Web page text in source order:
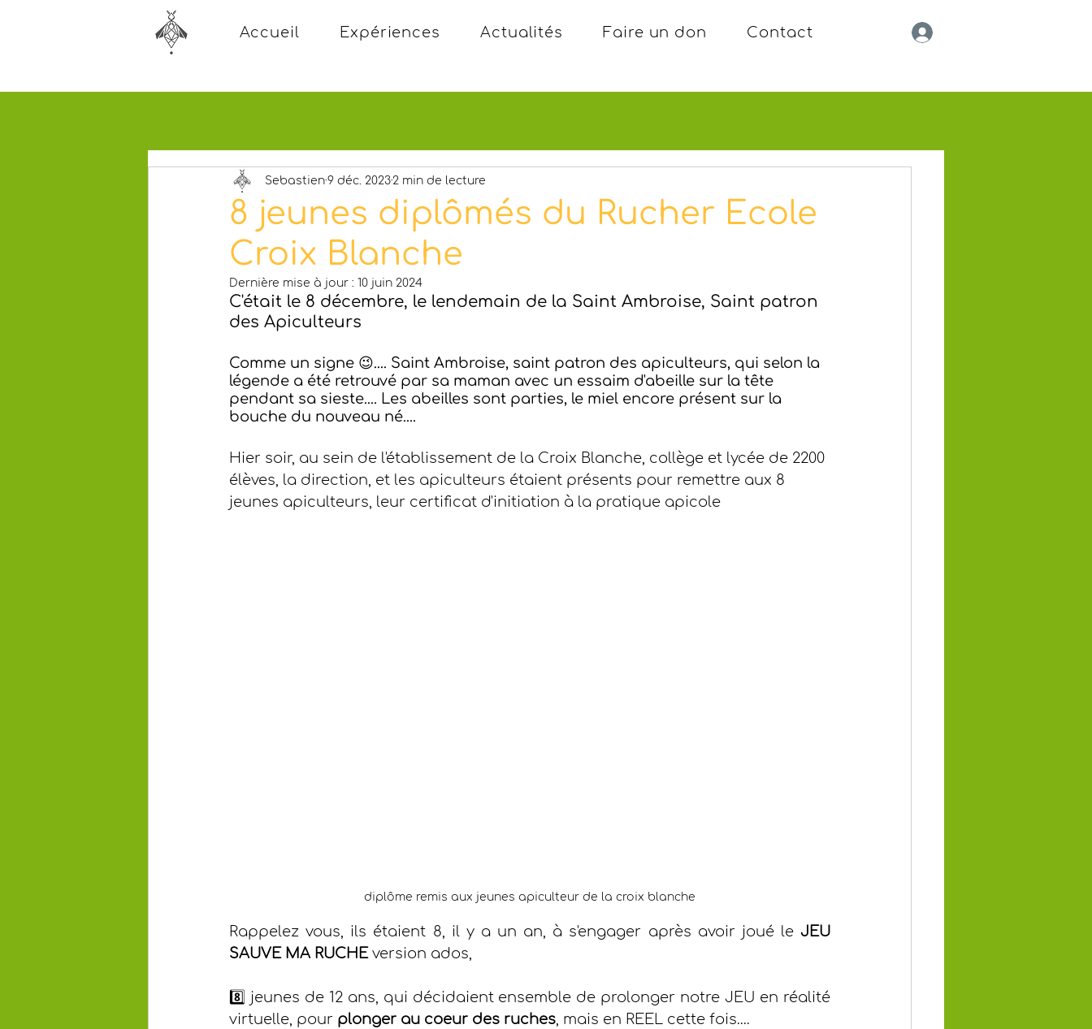
Accueil Expériences Actualités Faire un don Contact
8 jeunes diplômés du Rucher Ecole
Croix Blanche
Sebastien 9 déc. 2023 2 min de lecture
Dernière mise à jour : 10 juin 2024
C'était le 8 décembre, le lendemain de la Saint Ambroise, Saint patron
des Apiculteurs
Comme un signe 😉.... Saint Ambroise, saint patron des apiculteurs, qui selon la
légende a été retrouvé par sa maman avec un essaim d'abeille sur la tête
pendant sa sieste.... Les abeilles sont parties, le miel encore présent sur la
bouche du nouveau né....
Hier soir, au sein de l'établissement de la Croix Blanche, collège et lycée de 2200
élèves, la direction, et les apiculteurs étaient présents pour remettre aux 8
jeunes apiculteurs, leur certificat d'initiation à la pratique apicole
diplôme remis aux jeunes apiculteur de la croix blanche
Rappelez vous, ils étaient 8, il y a un an, à s'engager après avoir joué le JEU
SAUVE MA RUCHE version ados,
8️⃣ jeunes de 12 ans, qui décidaient ensemble de prolonger notre JEU en réalité
virtuelle, pour plonger au coeur des ruches, mais en REEL cette fois....